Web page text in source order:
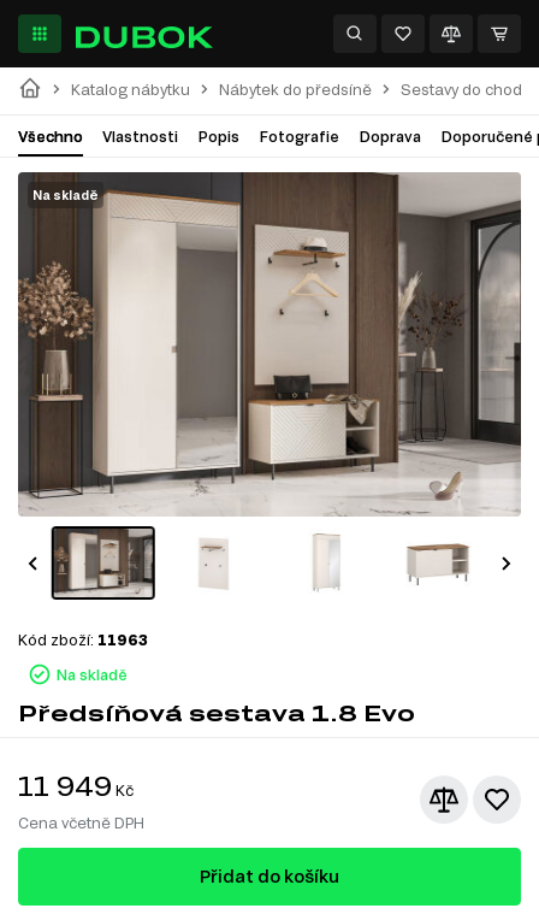
Katalog nábytku Nábytek do předsíně Sestavy do chodby
Všechno Vlastnosti Popis Fotografie Doprava Doporučené
Na skladě
Na skladě
Kód zboží: 11963
Předsíňová sestava 1.8 Evo
11 949 Kč
Cena včetně DPH
Přidat do košíku